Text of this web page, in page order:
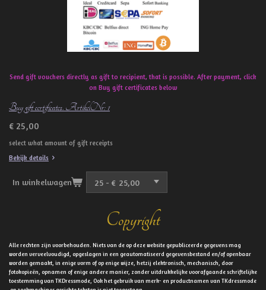
Send gift vouchers directly as gift to recipient, that is possible. After payment, click
on Buy gift certificates below
Buy gift certificates. ArtikelNr: 1
€ 25,00
select what amount of gift receipts
Bekijk details
In winkelwagen
Copyright
Alle rechten zijn voorbehouden. Niets van de op deze website gepubliceerde gegevens mag
worden verveelvoudigd, opgeslagen in een geautomatiseerd gegevensbestand en/of openbaar
worden gemaakt, in enige vorm of op enige wijze, hetzij elektronisch, mechanisch, door
fotokopieën, opnamen of enige andere manier, zonder uitdrukkelijke voorafgaande schriftelijke
toestemming van TKDressmode, Ook het gebruik van merk- en productnamen van TKdressmode